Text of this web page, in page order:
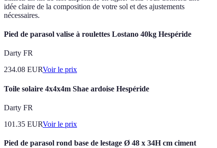
idée claire de la composition de votre sol et des ajustements
nécessaires.
Pied de parasol valise à roulettes Lostano 40kg Hespéride
Darty FR
234.08 EURVoir le prix
Toile solaire 4x4x4m Shae ardoise Hespéride
Darty FR
101.35 EURVoir le prix
Pied de parasol rond base de lestage Ø 48 x 34H cm ciment